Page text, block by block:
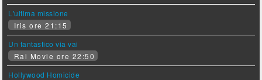
L'ultima missione
Iris ore 21:15
Un fantastico via vai
Rai Movie ore 22:50
Hollywood Homicide